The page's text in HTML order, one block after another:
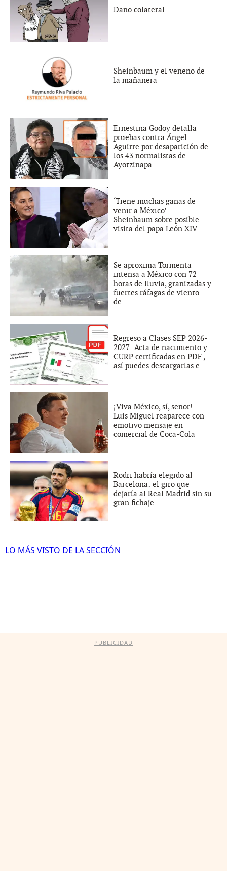
Daño colateral
Sheinbaum y el veneno de
la mañanera
Ernestina Godoy detalla
pruebas contra Ángel
Aguirre por desaparición de
los 43 normalistas de
Ayotzinapa
‘Tiene muchas ganas de
venir a México’...
Sheinbaum sobre posible
visita del papa León XIV
Se aproxima Tormenta
intensa a México con 72
horas de lluvia, granizadas y
fuertes ráfagas de viento
de...
Regreso a Clases SEP 2026-
2027: Acta de nacimiento y
CURP certificadas en PDF ,
así puedes descargarlas e...
¡Viva México, sí, señor!...
Luis Miguel reaparece con
emotivo mensaje en
comercial de Coca-Cola
Rodri habría elegido al
Barcelona: el giro que
dejaría al Real Madrid sin su
gran fichaje
LO MÁS VISTO DE LA SECCIÓN
PUBLICIDAD